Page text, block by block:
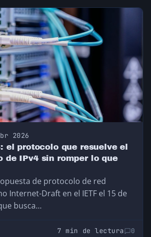
2026
el protocolo que resuelve el
de IPv4 sin romper lo que
de protocolo de red
Internet-Draft en el IETF el 15 de
busca…
7 min de lectura 0